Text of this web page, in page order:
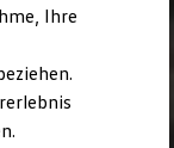
Ihre